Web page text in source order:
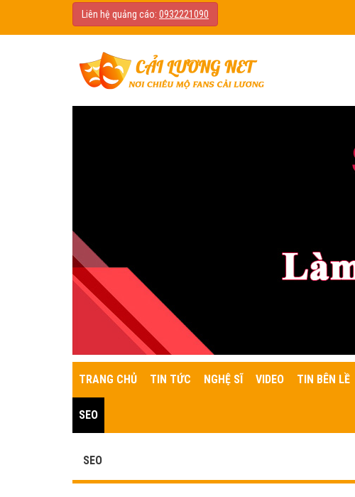
Liên hệ quảng cáo: 0932221090
TRANG CHỦ TIN TỨC NGHỆ SĨ VIDEO TIN BÊN LỀ
SEO
SEO